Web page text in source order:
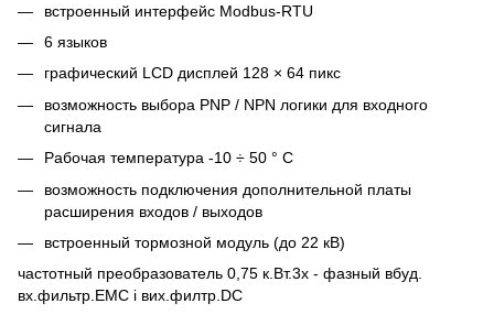
встроенный интерфейс Modbus-RTU
6 языков
графический LCD дисплей 128 × 64 пикс
возможность выбора PNP / NPN логики для входного
сигнала
Рабочая температура -10 ÷ 50 ° С
возможность подключения дополнительной платы
расширения входов / выходов
встроенный тормозной модуль (до 22 кВ)
частотный преобразователь 0,75 к.Вт.3x - фазный вбуд.
вх.фильтр.EMC і вих.филтр.DC